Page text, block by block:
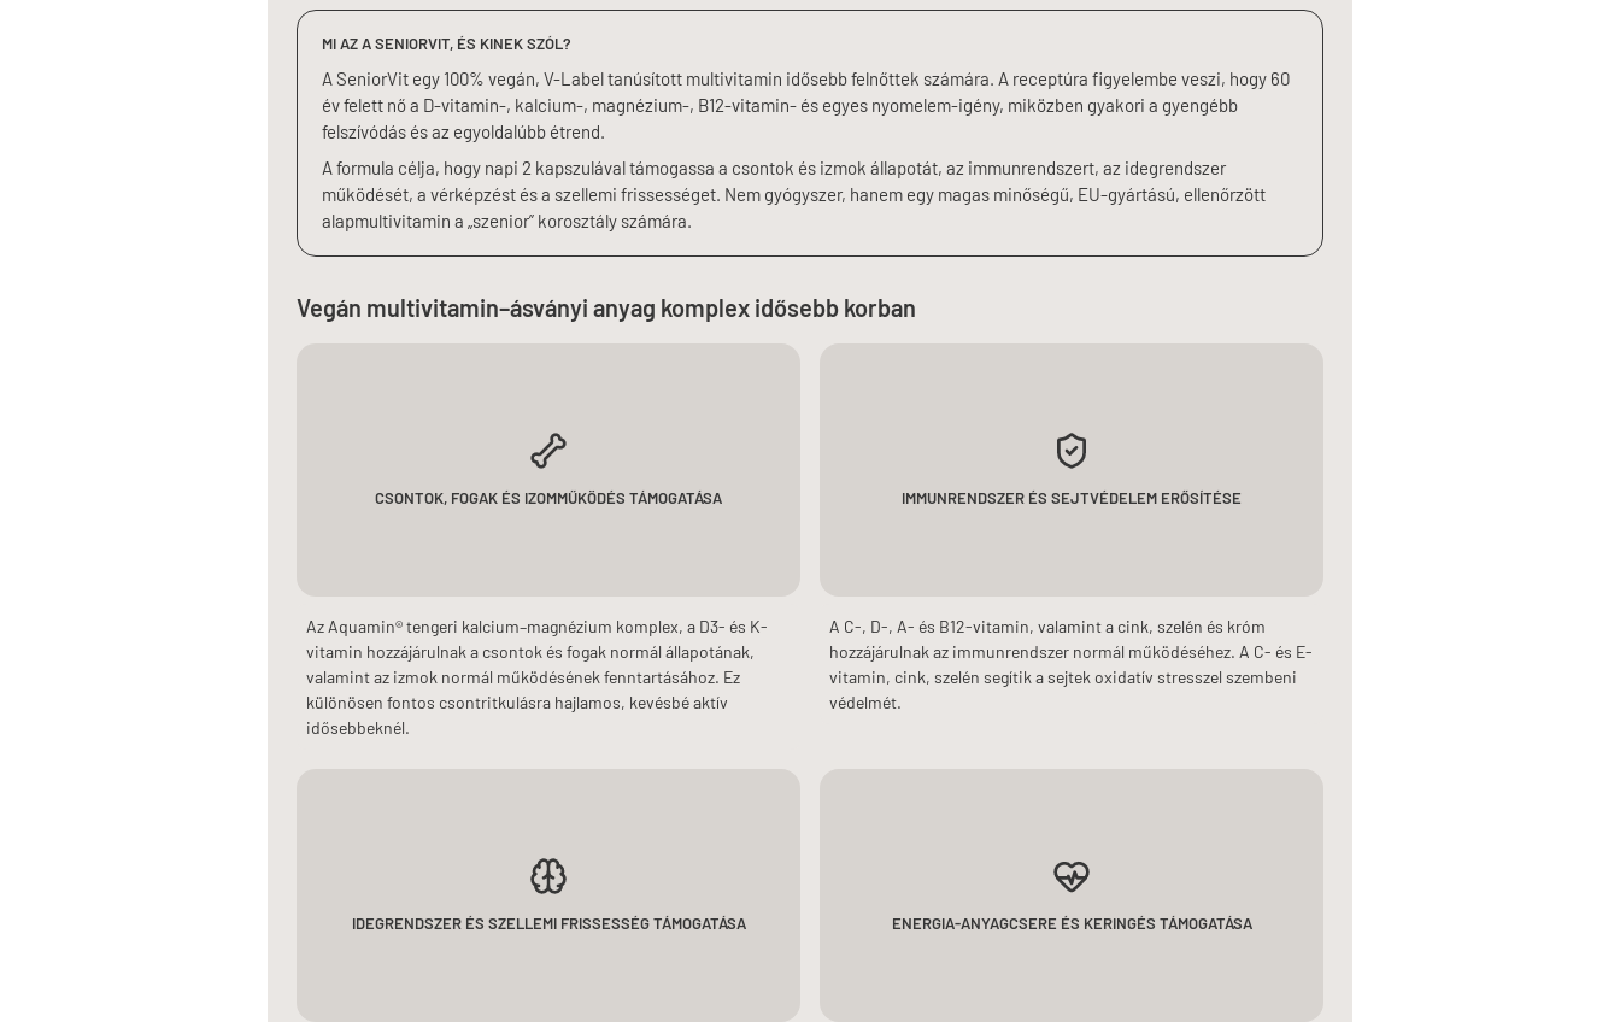
MI AZ A SENIORVIT, ÉS KINEK SZÓL?
A SeniorVit egy 100% vegán, V-Label tanúsított multivitamin idősebb felnőttek számára. A receptúra figyelembe veszi, hogy 60
év felett nő a D-vitamin-, kalcium-, magnézium-, B12-vitamin- és egyes nyomelem-igény, miközben gyakori a gyengébb
felszívódás és az egyoldalúbb étrend.
A formula célja, hogy napi 2 kapszulával támogassa a csontok és izmok állapotát, az immunrendszert, az idegrendszer
működését, a vérképzést és a szellemi frissességet. Nem gyógyszer, hanem egy magas minőségű, EU-gyártású, ellenőrzött
alapmultivitamin a „szenior” korosztály számára.
Vegán multivitamin–ásványi anyag komplex idősebb korban
CSONTOK, FOGAK ÉS IZOMMŰKÖDÉS TÁMOGATÁSA
Az Aquamin® tengeri kalcium–magnézium komplex, a D3- és K-
vitamin hozzájárulnak a csontok és fogak normál állapotának,
valamint az izmok normál működésének fenntartásához. Ez
különösen fontos csontritkulásra hajlamos, kevésbé aktív
idősebbeknél.
IMMUNRENDSZER ÉS SEJTVÉDELEM ERŐSÍTÉSE
A C-, D-, A- és B12-vitamin, valamint a cink, szelén és króm
hozzájárulnak az immunrendszer normál működéséhez. A C- és E-
vitamin, cink, szelén segítik a sejtek oxidatív stresszel szembeni
védelmét.
IDEGRENDSZER ÉS SZELLEMI FRISSESSÉG TÁMOGATÁSA ENERGIA-ANYAGCSERE ÉS KERINGÉS TÁMOGATÁSA